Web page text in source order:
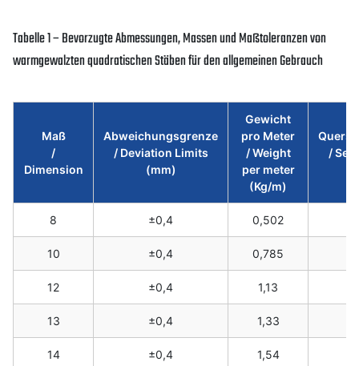
Tabelle 1 – Bevorzugte Abmessungen, Massen und Maßtoleranzen von
warmgewalzten quadratischen Stäben für den allgemeinen Gebrauch
Maß
/
Dimension
Abweichungsgrenze
/ Deviation Limits
(mm)
Gewicht
pro Meter
/ Weight
per meter
(Kg/m)
/
8 ±0,4 0,502
10 ±0,4 0,785
12 ±0,4 1,13
13 ±0,4 1,33
14 ±0,4 1,54